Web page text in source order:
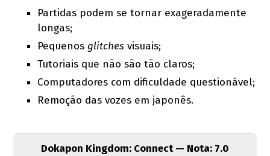
Partidas podem se tornar exageradamente
longas;
Pequenosglitches visuais;
Tutoriais que não são tão claros;
Computadores com dificuldade questionável;
Remoção das vozes em japonês.
Dokapon Kingdom: Connect — Nota: 7.0